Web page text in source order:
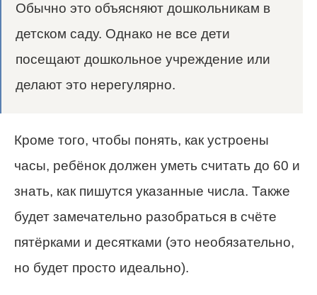
Обычно это объясняют дошкольникам в
детском саду. Однако не все дети
посещают дошкольное учреждение или
делают это нерегулярно.
Кроме того, чтобы понять, как устроены
часы, ребёнок должен уметь считать до 60 и
знать, как пишутся указанные числа. Также
будет замечательно разобраться в счёте
пятёрками и десятками (это необязательно,
но будет просто идеально).